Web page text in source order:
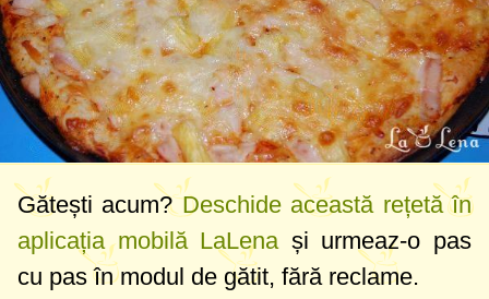
Gătești acum?Deschide această rețetă în
aplicația mobilă LaLena și urmeaz-o pas
cu pas în modul de gătit, fără reclame.